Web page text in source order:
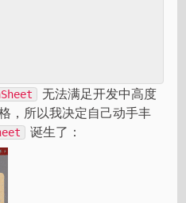
无法满足开发中高度
，所以我决定自己动手丰
诞生了：